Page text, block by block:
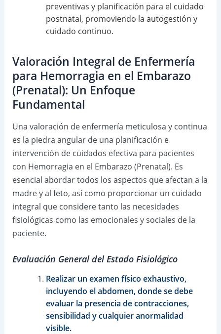
preventivas y planificación para el cuidado
postnatal, promoviendo la autogestión y
cuidado continuo.
Valoración Integral de Enfermería
para Hemorragia en el Embarazo
(Prenatal): Un Enfoque
Fundamental
Una valoración de enfermería meticulosa y continua
es la piedra angular de una planificación e
intervención de cuidados efectiva para pacientes
con Hemorragia en el Embarazo (Prenatal). Es
esencial abordar todos los aspectos que afectan a la
madre y al feto, así como proporcionar un cuidado
integral que considere tanto las necesidades
fisiológicas como las emocionales y sociales de la
paciente.
Evaluación General del Estado Fisiológico
Realizar un examen físico exhaustivo,
incluyendo el abdomen, donde se debe
evaluar la presencia de contracciones,
sensibilidad y cualquier anormalidad
visible.